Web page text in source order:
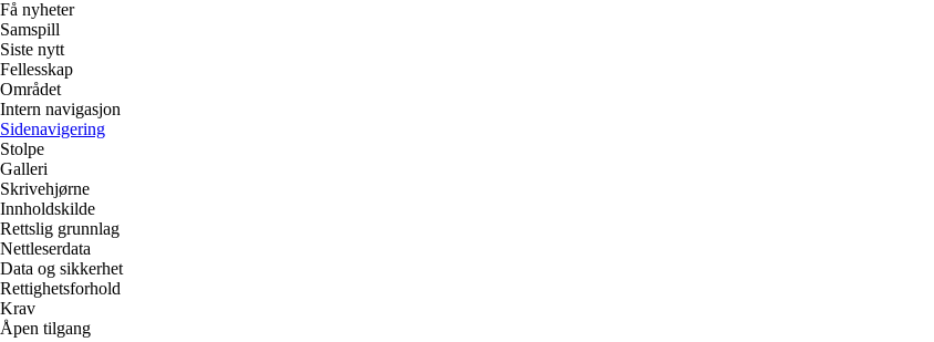
Få nyheter
Samspill
Siste nytt
Fellesskap
Området
Intern navigasjon
Sidenavigering
Stolpe
Galleri
Skrivehjørne
Innholdskilde
Rettslig grunnlag
Nettleserdata
Data og sikkerhet
Rettighetsforhold
Krav
Åpen tilgang